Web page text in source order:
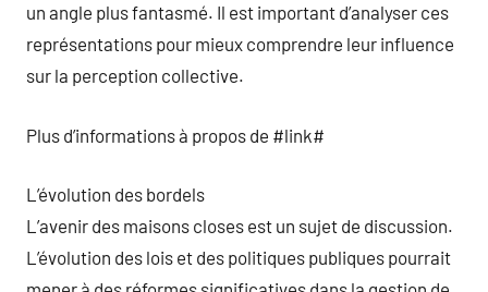
un angle plus fantasmé. Il est important d’analyser ces
représentations pour mieux comprendre leur influence
sur la perception collective.
Plus d’informations à propos de #link#
L’évolution des bordels
L’avenir des maisons closes est un sujet de discussion.
L’évolution des lois et des politiques publiques pourrait